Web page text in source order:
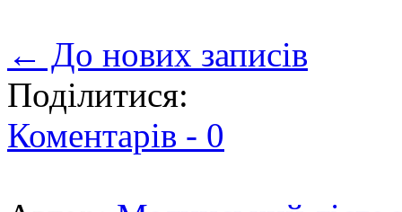
← До нових записів
Поділитися:
Коментарів - 0